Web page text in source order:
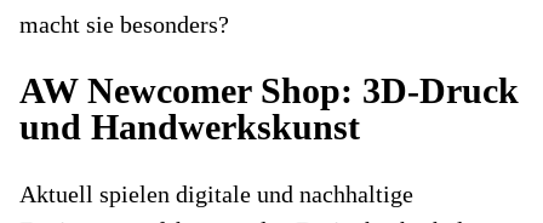
macht sie besonders?
AW Newcomer Shop: 3D-Druck
und Handwerkskunst
Aktuell spielen digitale und nachhaltige